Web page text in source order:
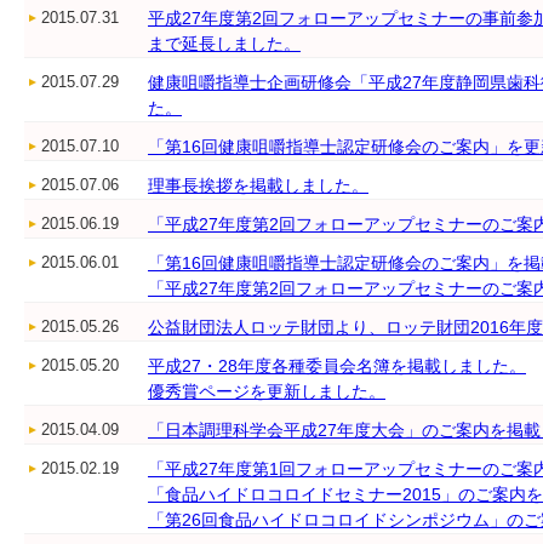
2015.07.31
平成27年度第2回フォローアップセミナーの事前
まで延長しました。
2015.07.29
健康咀嚼指導士企画研修会「平成27年度静岡県歯
た。
2015.07.10 「第16回健康咀嚼指導士認定研修会のご案内」を
2015.07.06 理事長挨拶を掲載しました。
2015.06.19 「平成27年度第2回フォローアップセミナーのご案
2015.06.01
「第16回健康咀嚼指導士認定研修会のご案内」を
「平成27年度第2回フォローアップセミナーのご案
2015.05.26 公益財団法人ロッテ財団より、ロッテ財団2016年
2015.05.20
平成27・28年度各種委員会名簿を掲載しました。
優秀賞ページを更新しました。
2015.04.09 「日本調理科学会平成27年度大会」のご案内を掲
2015.02.19
「平成27年度第1回フォローアップセミナーのご案
「食品ハイドロコロイドセミナー2015」のご案内
「第26回食品ハイドロコロイドシンポジウム」の